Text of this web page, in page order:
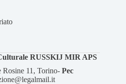
RUSSKIJ MIR APS
Rosine 11, Torino-Pec